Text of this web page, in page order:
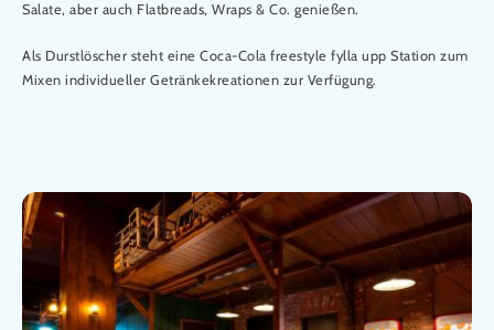
Salate, aber auch Flatbreads, Wraps & Co. genießen.
Als Durstlöscher steht eine Coca-Cola freestyle fylla upp Station zum
Mixen individueller Getränkekreationen zur Verfügung.